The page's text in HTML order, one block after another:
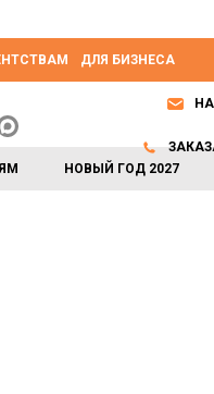
ДЛЯ БИЗНЕСА
НОВЫЙ ГОД 2027